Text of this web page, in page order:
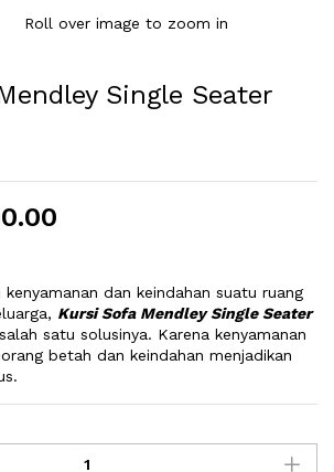
Roll over image to zoom in
Single Seater
dan keindahan suatu ruang
Kursi Sofa Mendley Single Seater
satu solusinya. Karena kenyamanan
betah dan keindahan menjadikan